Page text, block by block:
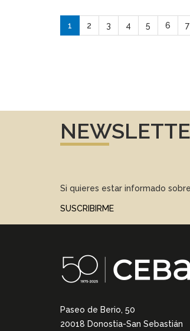
1 2 3 4 5 6 7
Si quieres estar informado
SUSCRIBIRME
Paseo de Berio, 50
20018 Donostia-San Sebastián